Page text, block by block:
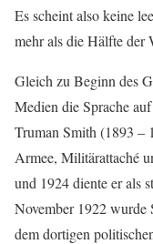
Es scheint also keine
mehr als die Hälfte der
Gleich zu Beginn des
Medien die Sprache
Truman Smith (1893 –
Armee, Militärattaché
und 1924 diente er als
November 1922
dem dortigen